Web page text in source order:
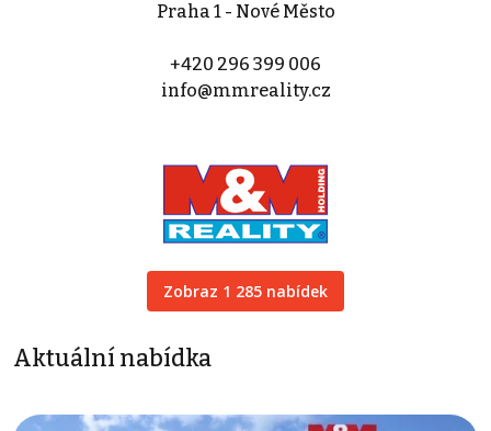
Praha 1 - Nové Město
+420 296 399 006
info@mmreality.cz
Zobraz 1 285 nabídek
Aktuální nabídka